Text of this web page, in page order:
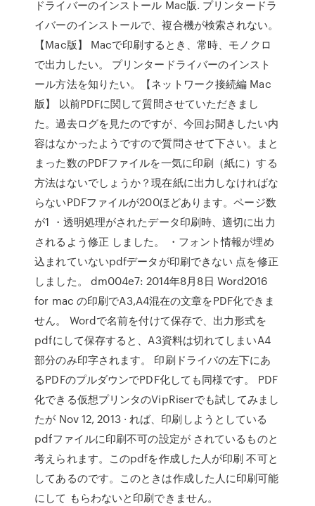
ドライバーのインストール Mac版. プリンタードラ
イバーのインストールで、複合機が検索されない。
【Mac版】 Macで印刷するとき、常時、モノクロ
で出力したい。 プリンタードライバーのインスト
ール方法を知りたい。【ネットワーク接続編 Mac
版】 以前PDFに関して質問させていただきまし
た。過去ログを見たのですが、今回お聞きしたい内
容はなかったようですので質問させて下さい。まと
まった数のPDFファイルを一気に印刷（紙に）する
方法はないでしょうか？現在紙に出力しなければな
らないPDFファイルが200ほどあります。ページ数
が1 ・透明処理がされたデータ印刷時、適切に出力
されるよう修正 しました。 ・フォント情報が埋め
込まれていないpdfデータが印刷できない 点を修正
しました。 dm004e7: 2014年8月8日 Word2016
for mac の印刷でA3,A4混在の文章をPDF化できま
せん。 Wordで名前を付けて保存で、出力形式を
pdfにして保存すると、A3資料は切れてしまいA4
部分のみ印字されます。 印刷ドライバの左下にあ
るPDFのプルダウンでPDF化しても同様です。 PDF
化できる仮想プリンタのVipRiserでも試してみまし
たが Nov 12, 2013 · れば、印刷しようとしている
pdfファイルに印刷不可の設定が されているものと
考えられます。このpdfを作成した人が印刷 不可と
してあるのです。このときは作成した人に印刷可能
にして もらわないと印刷できません。